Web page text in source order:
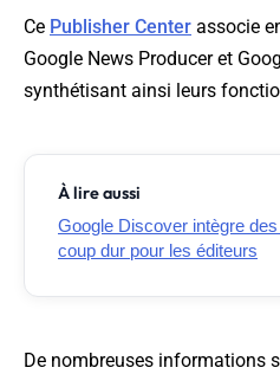
Ce Publisher Center associe
Google News Producer et
synthétisant ainsi leurs
À lire aussi
Google Discover intègre
coup dur pour les éditeurs
De nombreuses informations